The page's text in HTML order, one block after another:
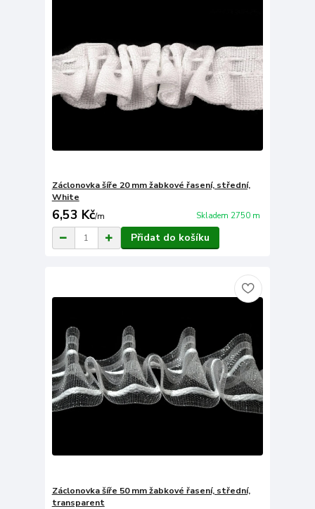
Záclonovka šíře 20 mm žabkové řasení, střední,
White
6,53 Kč/m Skladem 2750 m
Přidat do košíku
Záclonovka šíře 50 mm žabkové řasení, střední,
transparent